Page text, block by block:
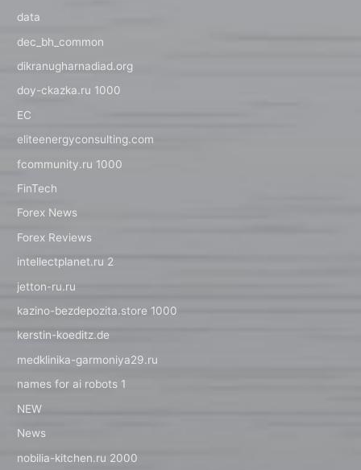
data
dec_bh_common
dikranugharnadiad.org
doy-ckazka.ru 1000
EC
eliteenergyconsulting.com
fcommunity.ru 1000
FinTech
Forex News
Forex Reviews
intellectplanet.ru 2
jetton-ru.ru
kazino-bezdepozita.store 1000
kerstin-koeditz.de
medklinika-garmoniya29.ru
names for ai robots 1
NEW
News
nobilia-kitchen.ru 2000